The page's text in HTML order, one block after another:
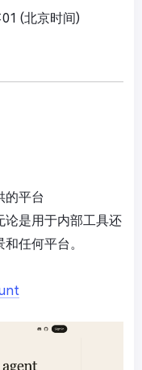
(北京时间)
的平台
论是用于内部工具还
任何平台。